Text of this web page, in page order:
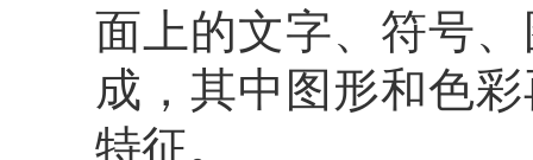
面上的文字、符号
成，其中图形和色
特征。